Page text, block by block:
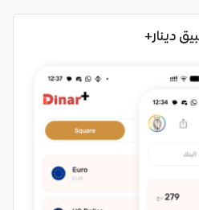
دينار+